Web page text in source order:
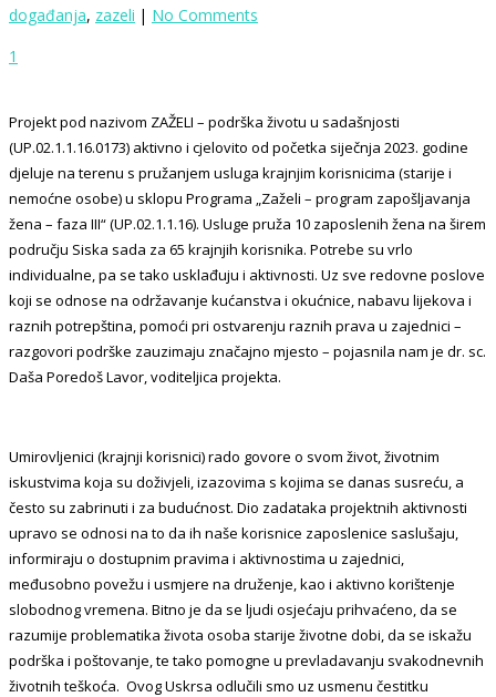
događanja, zazeli | No Comments
1
Projekt pod nazivom ZAŽELI – podrška životu u sadašnjosti
(UP.02.1.1.16.0173) aktivno i cjelovito od početka siječnja 2023. godine
djeluje na terenu s pružanjem usluga krajnjim korisnicima (starije i
nemoćne osobe) u sklopu Programa „Zaželi – program zapošljavanja
žena – faza III“ (UP.02.1.1.16). Usluge pruža 10 zaposlenih žena na širem
području Siska sada za 65 krajnjih korisnika. Potrebe su vrlo
individualne, pa se tako usklađuju i aktivnosti. Uz sve redovne poslove
koji se odnose na održavanje kućanstva i okućnice, nabavu lijekova i
raznih potrepština, pomoći pri ostvarenju raznih prava u zajednici –
razgovori podrške zauzimaju značajno mjesto – pojasnila nam je dr. sc.
Daša Poredoš Lavor, voditeljica projekta.
Umirovljenici (krajnji korisnici) rado govore o svom život, životnim
iskustvima koja su doživjeli, izazovima s kojima se danas susreću, a
često su zabrinuti i za budućnost. Dio zadataka projektnih aktivnosti
upravo se odnosi na to da ih naše korisnice zaposlenice saslušaju,
informiraju o dostupnim pravima i aktivnostima u zajednici,
međusobno povežu i usmjere na druženje, kao i aktivno korištenje
slobodnog vremena. Bitno je da se ljudi osjećaju prihvaćeno, da se
razumije problematika života osoba starije životne dobi, da se iskažu
podrška i poštovanje, te tako pomogne u prevladavanju svakodnevnih
životnih teškoća. Ovog Uskrsa odlučili smo uz usmenu čestitku